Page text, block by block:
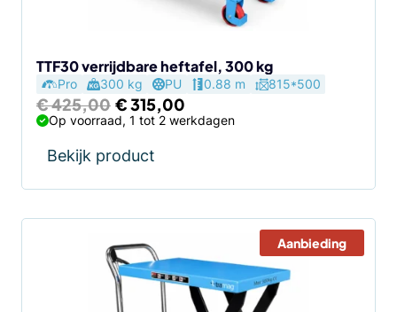
TTF30 verrijdbare heftafel, 300 kg
Pro 300 kg PU 0.88 m 815*500
€425,00 Oorspronkelijke
prijs
was:
€ 425,00.
€315,00
prijs
Op voorraad, 1 tot 2 werkdagen
Bekijk product
Aanbieding